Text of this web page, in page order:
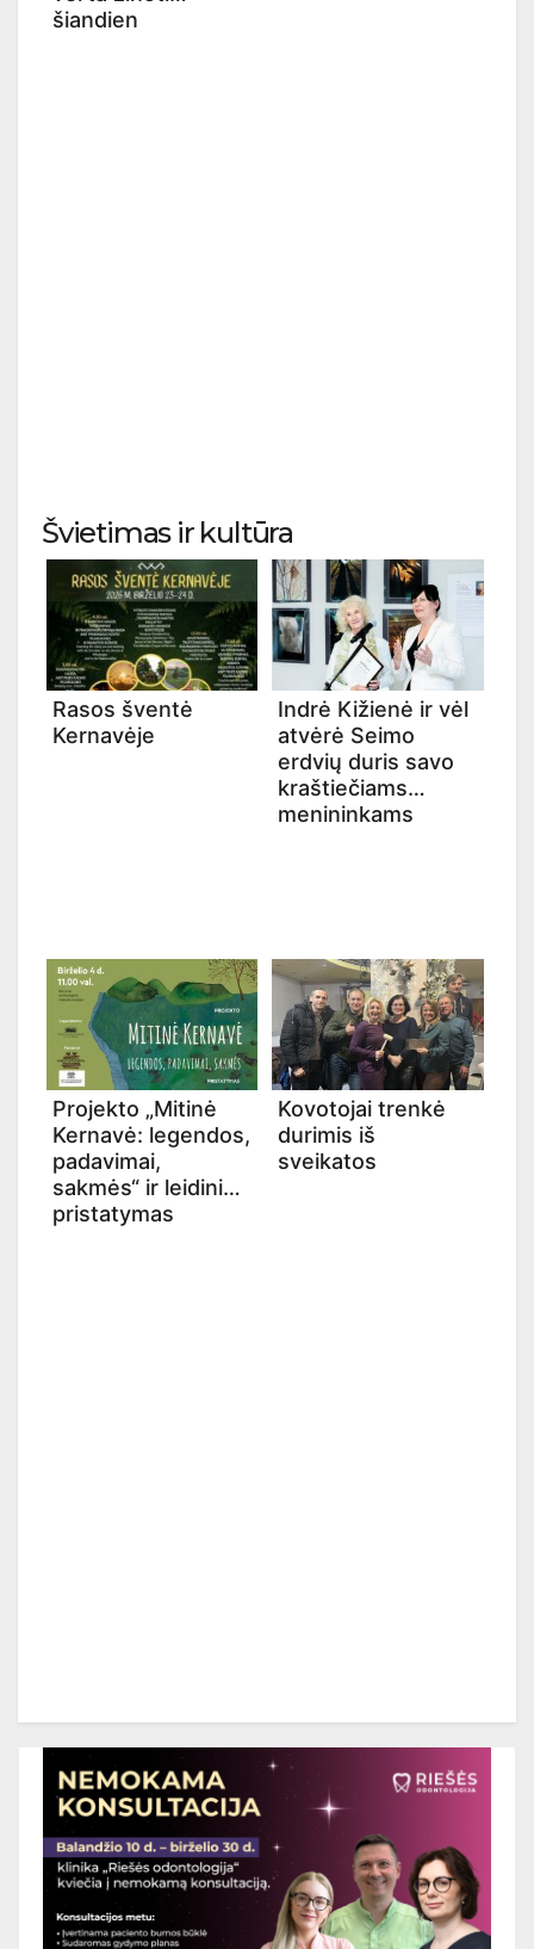
šiandien
Švietimas ir kultūra
Rasos šventė
Kernavėje
Indrė Kižienė ir vėl
atvėrė Seimo
erdvių duris savo
kraštiečiams
menininkams
Projekto „Mitinė
Kernavė: legendos,
padavimai,
sakmės“ ir leidinio
pristatymas
Kovotojai trenkė
durimis iš
sveikatos